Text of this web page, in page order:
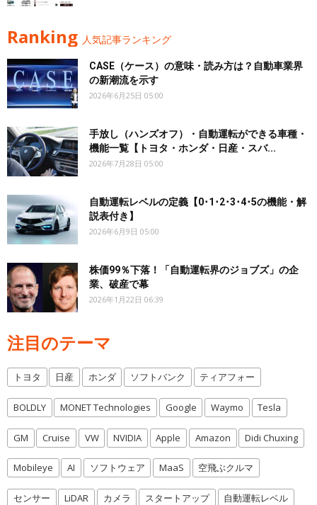
Ranking 人気記事ランキング
CASE（ケース）の意味・読み方は？自動車業界
の新潮流を示す
2026年6月25日 05:00
手放し（ハンズオフ）・自動運転ができる車種・
機能一覧【トヨタ・ホンダ・日産・スバ...
2026年7月28日 05:00
自動運転レベルの定義【0･1･2･3･4･5の機能・解
説表付き】
2026年6月9日 05:00
株価99％下落！「自動運転界のジョブズ」の企
業、破産で幕
2026年1月22日 06:39
注目のテーマ
トヨタ 日産 ホンダ ソフトバンク ティアフォー
BOLDLY MONET Technologies Google Waymo Tesla
GM Cruise VW NVIDIA Apple Amazon Didi Chuxing
Mobileye AI ソフトウェア MaaS 空飛ぶクルマ
センサー LiDAR カメラ スタートアップ 自動運転レベル